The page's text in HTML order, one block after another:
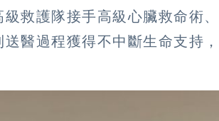
救護隊接手高級心臟救命術、
醫過程獲得不中斷生命支持，